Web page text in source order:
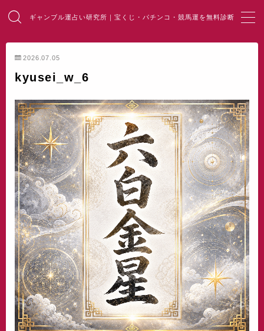
ギャンブル運占い研究所｜宝くじ・パチンコ・競馬運を無料診断
MENU
HOME
総合占い
宝くじ占い
パチンコ占い
競馬・麻雀占い
開運・風水
水晶院
宝くじ雑学
2026.07.05
kyusei_w_6